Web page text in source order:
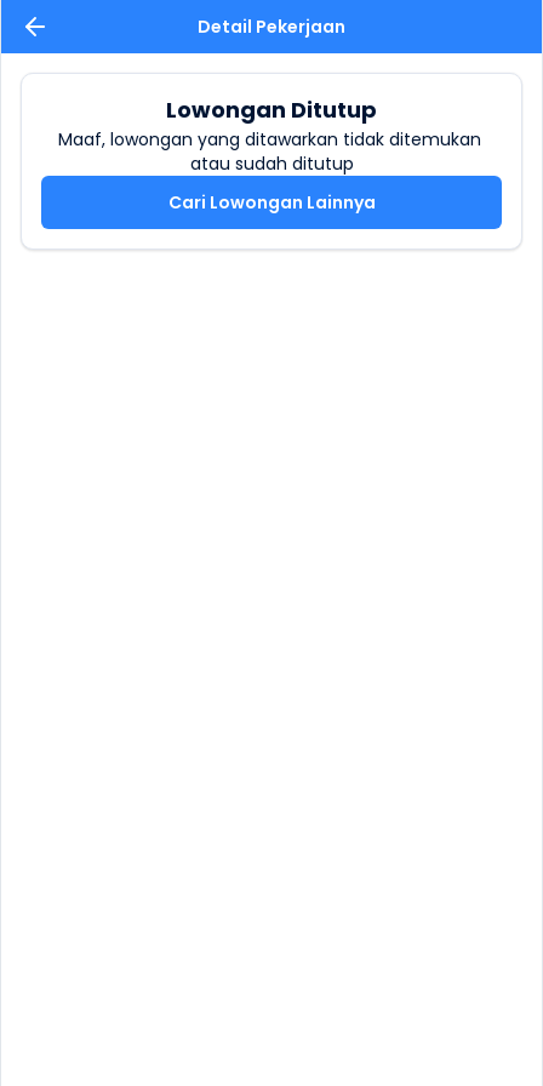
Detail Pekerjaan
Lowongan Ditutup
Maaf, lowongan yang ditawarkan tidak ditemukan
atau sudah ditutup
Cari Lowongan Lainnya